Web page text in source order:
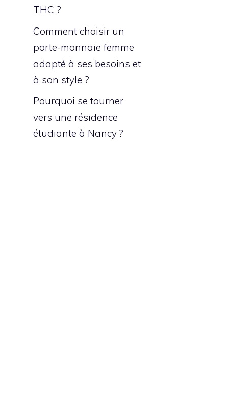
THC ?
Comment choisir un
porte-monnaie femme
adapté à ses besoins et
à son style ?
Pourquoi se tourner
vers une résidence
étudiante à Nancy ?